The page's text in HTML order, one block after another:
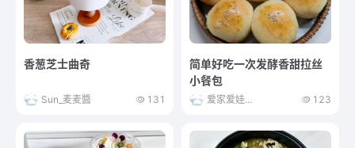
香葱芝士曲奇
Sun_麦麦醬 131
简单好吃一次发酵香甜拉丝
小餐包
爱家爱娃... 123